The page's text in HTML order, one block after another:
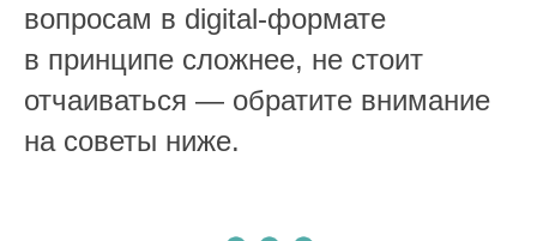
вопросам в digital-формате
в принципе сложнее, не стоит
отчаиваться — обратите внимание
на советы ниже.